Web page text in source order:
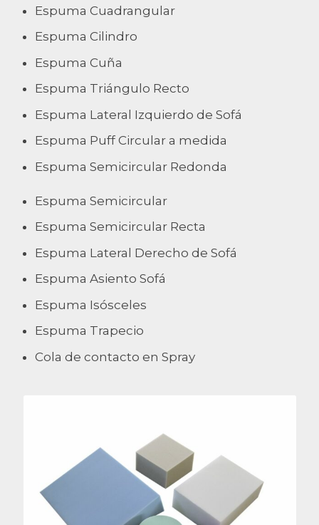
Espuma Cuadrangular
Espuma Cilindro
Espuma Cuña
Espuma Triángulo Recto
Espuma Lateral Izquierdo de Sofá
Espuma Puff Circular a medida
Espuma Semicircular Redonda
Espuma Semicircular
Espuma Semicircular Recta
Espuma Lateral Derecho de Sofá
Espuma Asiento Sofá
Espuma Isósceles
Espuma Trapecio
Cola de contacto en Spray